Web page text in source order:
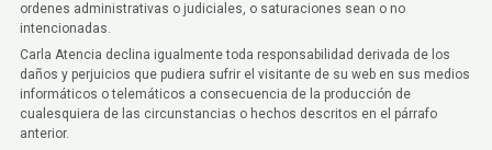
ordenes administrativas o judiciales, o saturaciones sean o no
intencionadas.
Carla Atencia declina igualmente toda responsabilidad derivada de los
daños y perjuicios que pudiera sufrir el visitante de su web en sus medios
informáticos o telemáticos a consecuencia de la producción de
cualesquiera de las circunstancias o hechos descritos en el párrafo
anterior.